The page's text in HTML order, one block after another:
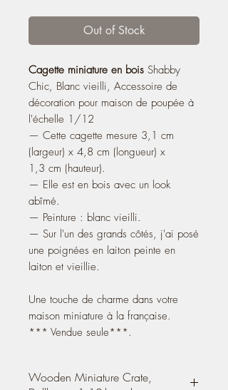
Out of Stock
Cagette miniature en bois Shabby
Chic, Blanc vieilli, Accessoire de
décoration pour maison de poupée à
l'échelle 1/12
— Cette cagette mesure 3,1 cm
(largeur) x 4,8 cm (longueur) x
1,3 cm (hauteur).
— Elle est en bois avec un look
abîmé.
— Peinture : blanc vieilli.
— Sur l'un des grands côtés, j'ai posé
une poignées en laiton peinte en
laiton et vieillie.
Une touche de charme dans votre
maison miniature à la française.
*** Vendue seule***.
Wooden Miniature Crate,